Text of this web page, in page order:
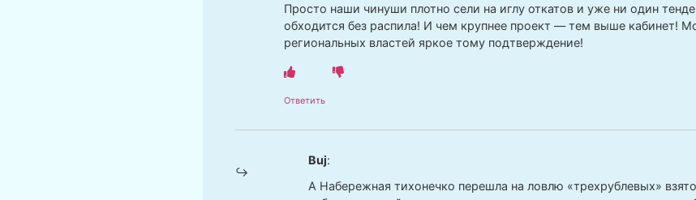
Просто наши чинуши плотно сели на иглу откатов и уже ни один
обходится без распила! И чем крупнее проект — тем выше кабинет!
региональных властей яркое тому подтверждение!
Ответить
Buj:
А Набережная тихонечко перешла на ловлю «трехрублевых»